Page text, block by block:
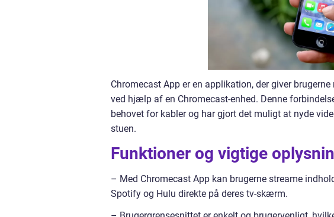
Chromecast App er en applikation, der giver
ved hjælp af en Chromecast-enhed. Denne
behovet for kabler og har gjort det muligt at nyde
stuen.
Funktioner og vigtige
– Med Chromecast App kan brugerne streame
Spotify og Hulu direkte på deres tv-skærm.